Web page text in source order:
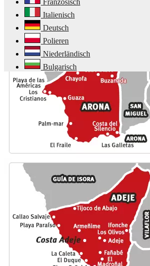
Französisch
Italienisch
Deutsch
Polieren
Niederländisch
Bulgarisch